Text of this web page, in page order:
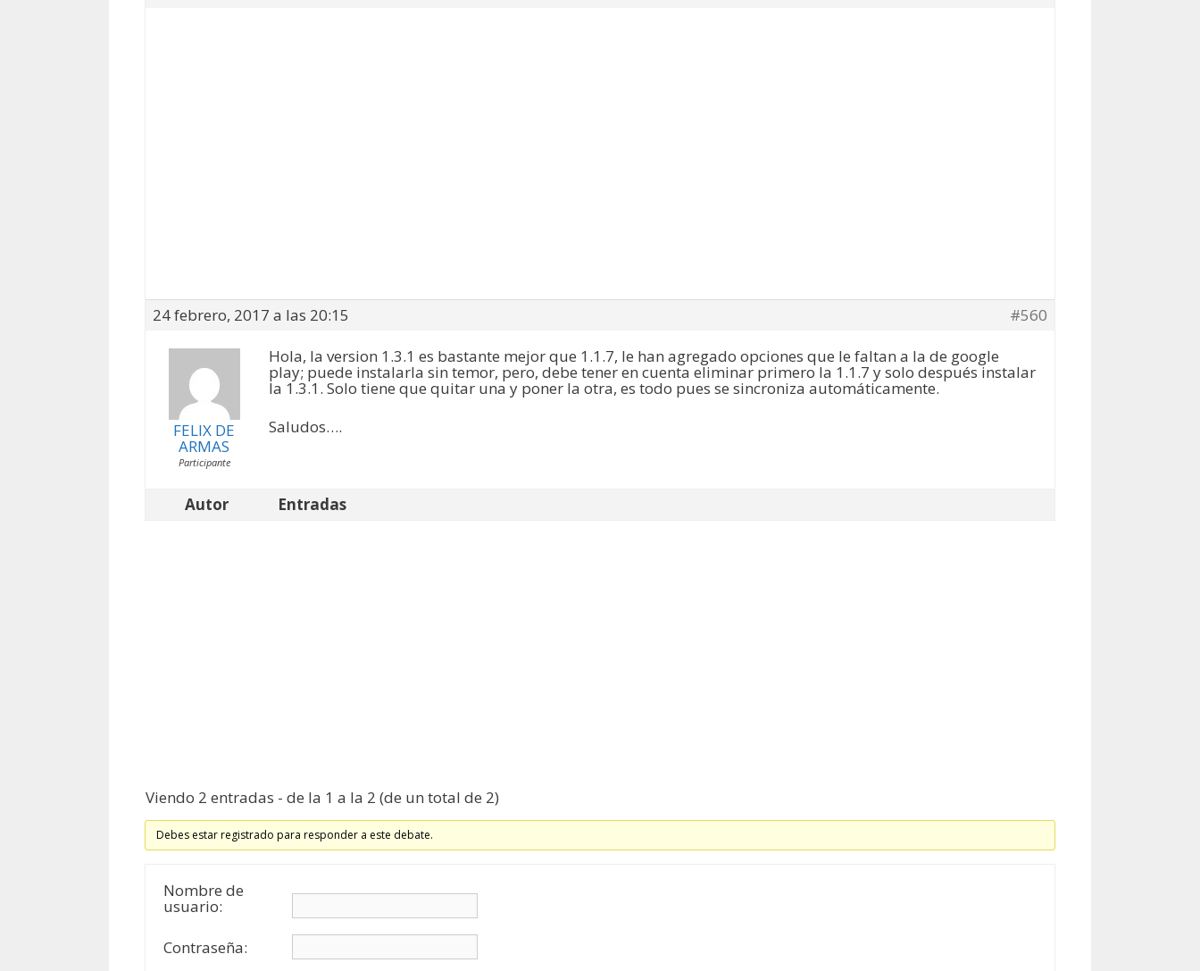
24 febrero, 2017 a las 20:15 #560
FELIX DE
ARMAS
Participante
Hola, la version 1.3.1 es bastante mejor que 1.1.7, le han agregado opciones que le faltan a la de google
play; puede instalarla sin temor, pero, debe tener en cuenta eliminar primero la 1.1.7 y solo después instalar
la 1.3.1. Solo tiene que quitar una y poner la otra, es todo pues se sincroniza automáticamente.
Saludos….
Autor Entradas
Viendo 2 entradas - de la 1 a la 2 (de un total de 2)
Debes estar registrado para responder a este debate.
Nombre de
usuario:
Contraseña: